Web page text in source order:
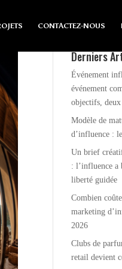
CONTACTEZ-NOUS
Derniers
Événement
événement
objectifs, deux
Modèle de
d’influence :
Un brief
: l’influence a
liberté guidée
Combien
marketing
2026
Clubs de
retail devient